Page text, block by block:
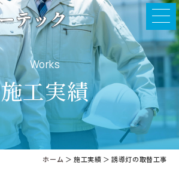
Works
施工実績
ホーム ＞ 施工実績 ＞ 誘導灯の取替工事